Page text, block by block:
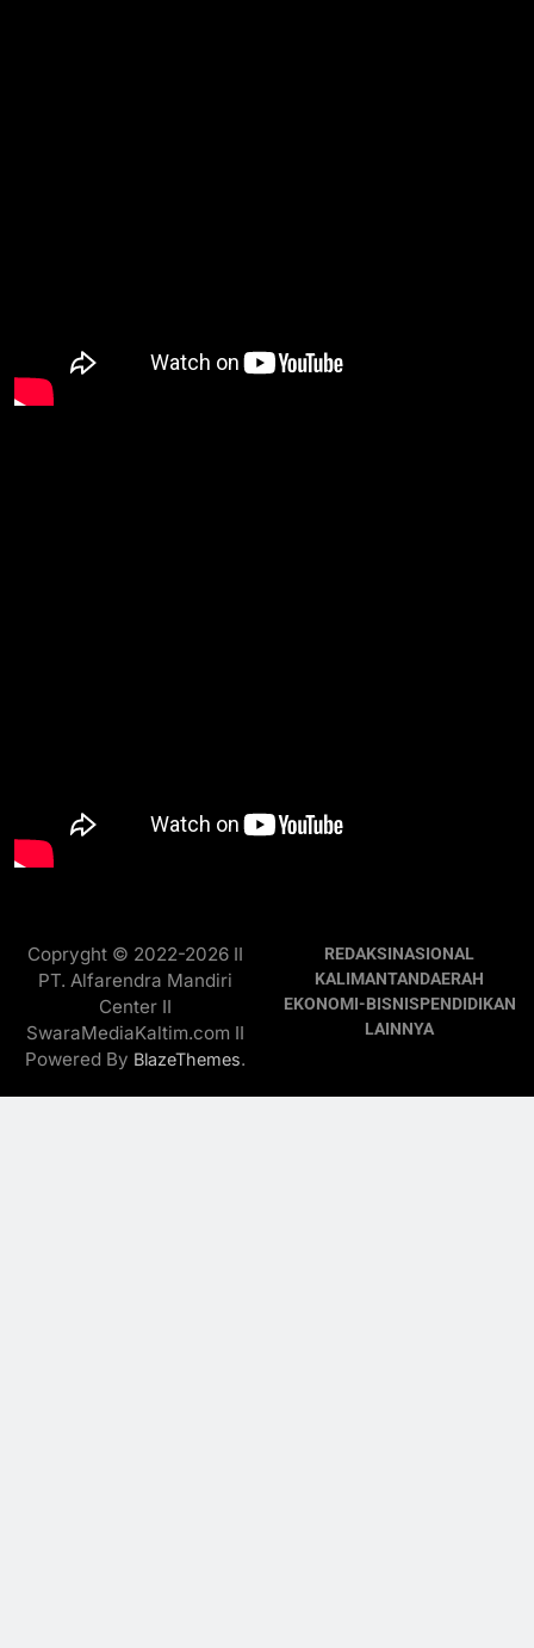
Copryght © 2022-2026 II
PT. Alfarendra Mandiri
Center II
SwaraMediaKaltim.com II
Powered By BlazeThemes.
REDAKSINASIONAL
KALIMANTANDAERAH
EKONOMI-BISNISPENDIDIKAN
LAINNYA